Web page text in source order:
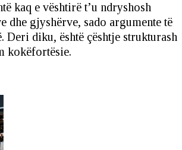
kaq e vështirë t’u ndryshosh
dhe gjyshërve, sado argumente të
Deri diku, është çështje strukturash
kokëfortësie.